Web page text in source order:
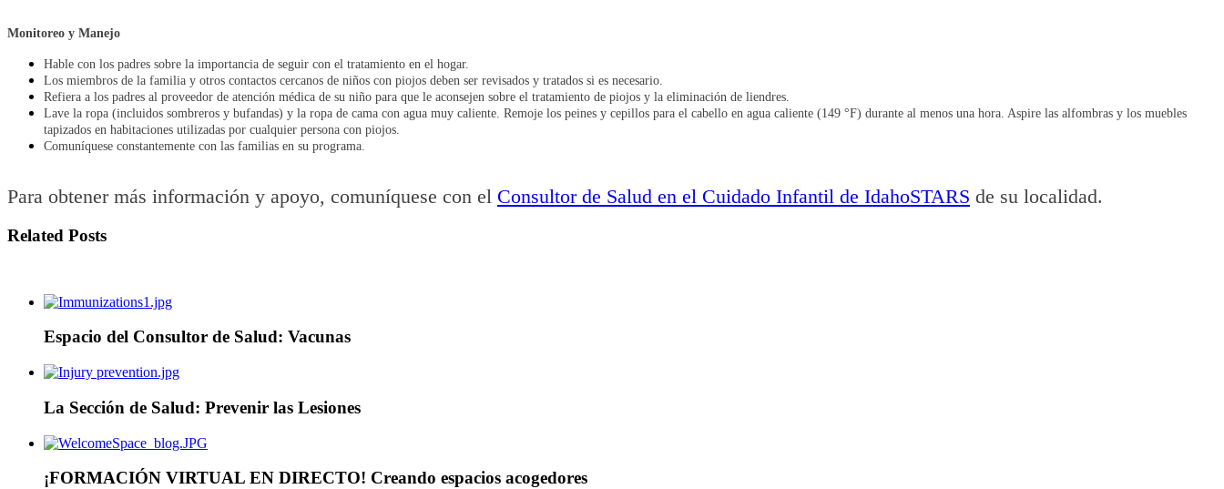
Monitoreo y Manejo
Hable con los padres sobre la importancia de seguir con el tratamiento en el hogar.
Los miembros de la familia y otros contactos cercanos de niños con piojos deben ser revisados y tratados si es necesario.
Refiera a los padres al proveedor de atención médica de su niño para que le aconsejen sobre el tratamiento de piojos y la eliminación de liendres.
Lave la ropa (incluidos sombreros y bufandas) y la ropa de cama con agua muy caliente. Remoje los peines y cepillos para el cabello en agua caliente (149 °F) durante al menos una hora. Aspire las alfombras y los muebles
tapizados en habitaciones utilizadas por cualquier persona con piojos.
Comuníquese constantemente con las familias en su programa.
Para obtener más información y apoyo, comuníquese con el Consultor de Salud en el Cuidado Infantil de IdahoSTARS de su localidad.
Related Posts
Espacio del Consultor de Salud: Vacunas
La Sección de Salud: Prevenir las Lesiones
¡FORMACIÓN VIRTUAL EN DIRECTO! Creando espacios acogedores